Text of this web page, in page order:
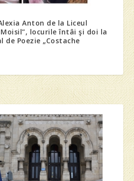
Anton de la Liceul
locurile întâi şi doi la
de Poezie „Costache